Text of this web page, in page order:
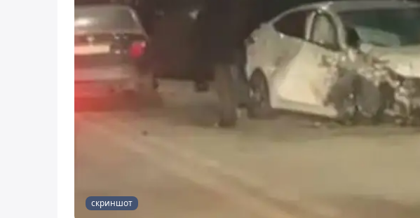
скриншот